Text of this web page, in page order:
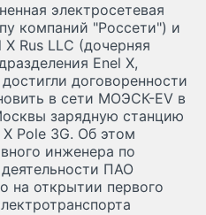
электросетевая
компаний "Россети") и
Rus LLC (дочерняя
Enel X,
договоренности
в сети МОЭСК-EV в
зарядную станцию
Pole 3G. Об этом
инженера по
ПАО
на открытии первого